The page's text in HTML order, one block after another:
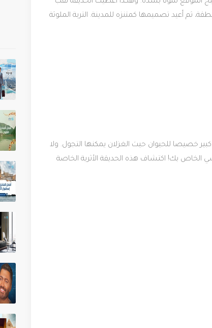
معالجة التربة في المنطقة، ثم أعيد تصميمها كمتنزه للمدينة. التربة الملوثة
مرج كبير خصيصا للحيوان حيث الغزلان يمكنها التجول. ولا
الخاص بك! اكتشاف هذه الحديقة الأثرية الخاصة